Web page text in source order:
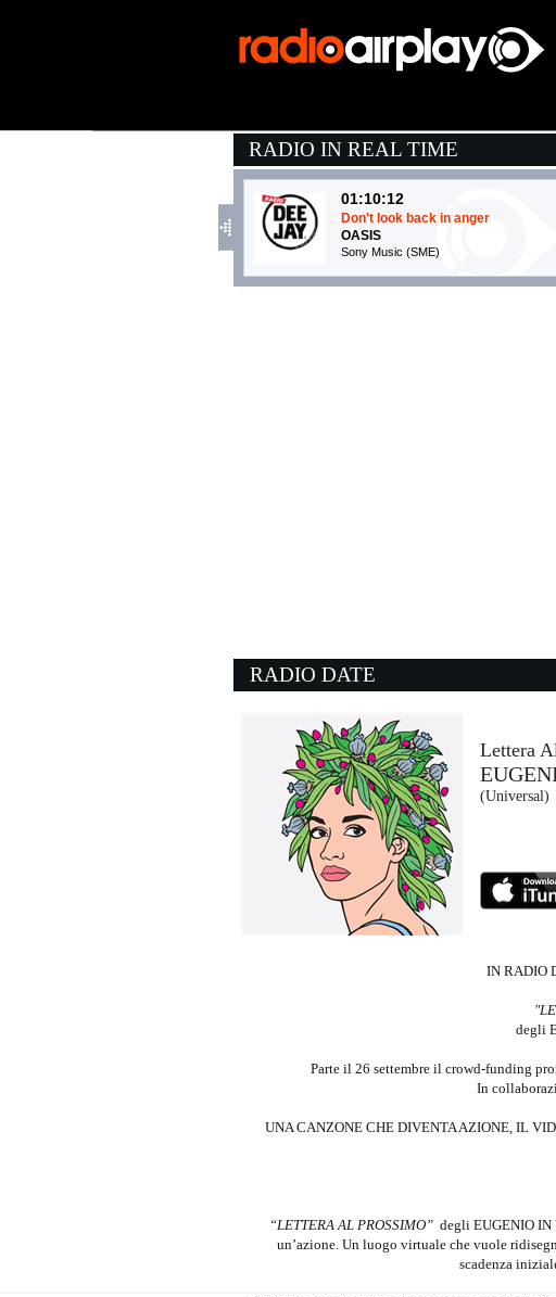
RADIO IN REAL TIME
01:10:12
Don't look back in anger
OASIS
Sony Music (SME)
01:14:15
LED ZEPPELIN
- (-)
23:59:40
30°C
ANNA
EMI (UMG)
RADIO DATE
Lettera
(Universal)
IN RADIO
degli
Parte il 26 settembre il crowd-funding
In
UNA CANZONE CHE DIVENTA AZIONE, IL
“LETTERA AL PROSSIMO” degli EUGENIO IN
un’azione. Un luogo virtuale che vuole
scadenza